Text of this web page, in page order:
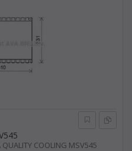
COOLING MSV545